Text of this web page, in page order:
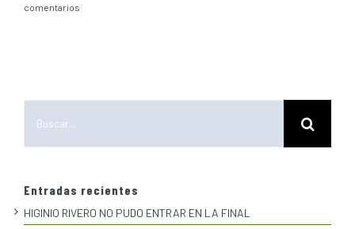
comentarios
Entradas recientes
HIGINIO RIVERO NO PUDO ENTRAR EN LA FINAL